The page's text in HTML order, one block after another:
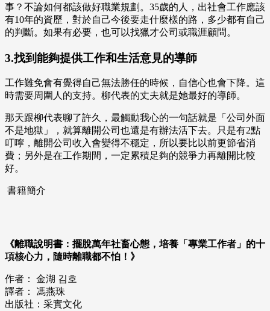
事？不論如何都該做好職業規劃。35歲的人，出社會工作應該
有10年的資歷，對於自己今後要走什麼樣的路，多少都有自己
的判斷。如果有必要，也可以找獵才公司或職涯顧問。
3.找到能夠提供工作和生活意見的導師
工作難免會有覺得自己無法勝任的時候，自信心也會下降。這
時需要周圍人的支持。柳代表的丈夫就是她最好的導師。
那天跟柳代表聊了許久，最觸動我心的一句話就是「公司外面
不是地獄」，就算離開公司也還是有辦法活下去。只是有2點
叮嚀，離開公司收入會變得不穩定，所以要比以前更節省消
費；另外是在工作期間，一定累積足夠的競爭力再離開比較
好。
書籍簡介
《離職說明書：擺脫萬年社畜心態，培養「專業工作者」的十
項核心力，隨時離職都不怕！》
作者： 金湖 김호
譯者： 馮燕珠
出版社：采實文化